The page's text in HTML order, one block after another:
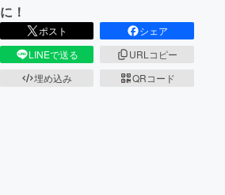
に！
ポスト
シェア
LINEで送る
URLコピー
埋め込み
QRコード